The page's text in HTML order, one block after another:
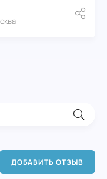
ДОБАВИТЬ ОТЗЫВ